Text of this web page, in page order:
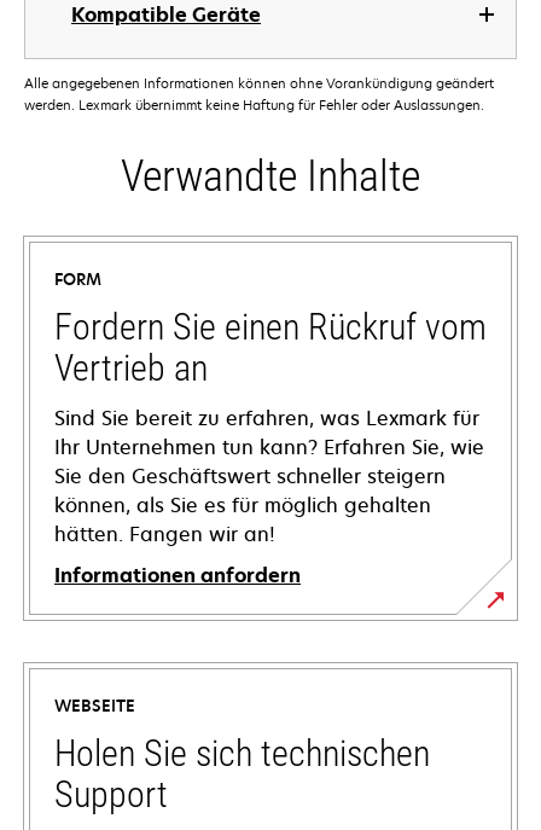
Kompatible Geräte
Alle angegebenen Informationen können ohne Vorankündigung geändert
werden. Lexmark übernimmt keine Haftung für Fehler oder Auslassungen.
Verwandte Inhalte
FORM
Fordern Sie einen Rückruf vom
Vertrieb an
Sind Sie bereit zu erfahren, was Lexmark für
Ihr Unternehmen tun kann? Erfahren Sie, wie
Sie den Geschäftswert schneller steigern
können, als Sie es für möglich gehalten
hätten. Fangen wir an!
Informationen anfordern
WEBSEITE
Holen Sie sich technischen
Support